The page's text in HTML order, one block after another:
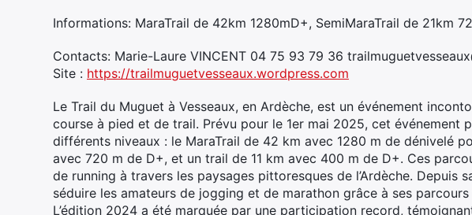
Informations: MaraTrail de 42km 1280mD+, SemiMaraTrail de 21km
Contacts: Marie-Laure VINCENT 04 75 93 79 36
Site : https://trailmuguetvesseaux.wordpress.com
Le Trail du Muguet à Vesseaux, en Ardèche, est un événement
course à pied et de trail. Prévu pour le 1er mai 2025, cet événement
différents niveaux : le MaraTrail de 42 km avec 1280 m de dénivelé
avec 720 m de D+, et un trail de 11 km avec 400 m de D+. Ces
de running à travers les paysages pittoresques de l’Ardèche. Depuis
séduire les amateurs de jogging et de marathon grâce à ses
L’édition 2024 a été marquée par une participation record,